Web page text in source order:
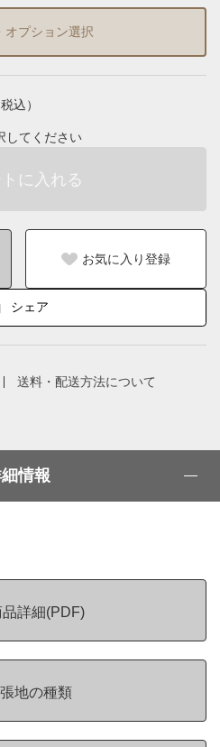
オプション選択
税込）
してください
お気に入り登録
シェア
送料・配送方法について
情報
品詳細(PDF)
張地の種類